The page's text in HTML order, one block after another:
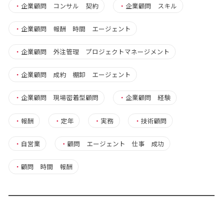
・ 企業顧問 コンサル 契約 ・ 企業顧問 スキル
・ 企業顧問 報酬 時間 エージェント
・ 企業顧問 外注管理 プロジェクトマネージメント
・ 企業顧問 成約 棚卸 エージェント
・ 企業顧問 現場密着型顧問 ・ 企業顧問 経験
・ 報酬 ・ 定年 ・ 実務 ・ 技術顧問
・ 自営業 ・ 顧問 エージェント 仕事 成功
・ 顧問 時間 報酬